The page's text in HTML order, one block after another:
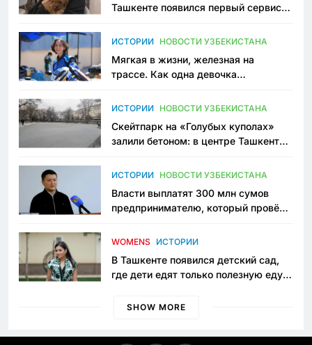
Ташкенте появился первый сервис
ИСТОРИИ НОВОСТИ УЗБЕКИСТАНА
Мягкая в жизни, железная на
трассе. Как одна девочка
Узбекистане
ИСТОРИИ НОВОСТИ УЗБЕКИСТАНА
Скейтпарк на «Голубых куполах»
залили бетоном: в центре Ташкента
пространство
ИСТОРИИ НОВОСТИ УЗБЕКИСТАНА
Власти выплатят 300 млн сумов
предпринимателю, который провёл
приговору
WOMENS ИСТОРИИ
В Ташкенте появился детский сад,
где дети едят только полезную еду.
просить «кашу без сахара»
SHOW MORE